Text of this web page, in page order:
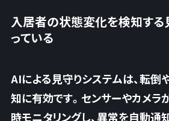
入居者の状態変化を検知す
っている
AIによる見守りシステムは、転
知に有効です。センサーやカメ
時モニタリングし、異常を自動通